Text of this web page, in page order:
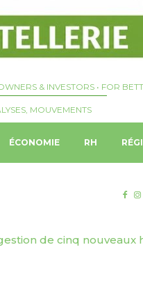
& INVESTORS • FOR
MOUVEMENTS
ÉCONOMIE RH
de cinq nouveaux
dévoile sa stratégie